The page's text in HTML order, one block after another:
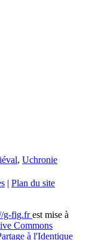
, Uchronie
| Plan du site
g-fig.frest mise à
Commons
à l'Identique